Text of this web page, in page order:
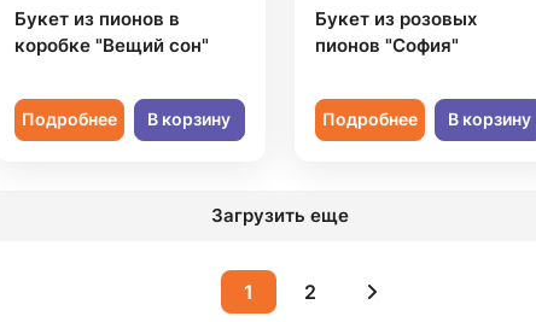
Букет из пионов в
коробке "Вещий сон"
Подробнее В корзину
Букет из розовых
пионов "София"
Подробнее В корзину
Загрузить еще
1 2